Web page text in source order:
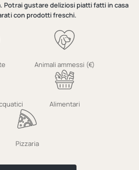
Potrai gustare deliziosi piatti fatti in casa
con prodotti freschi.
Animali ammessi (€)
Alimentari
Pizzaria